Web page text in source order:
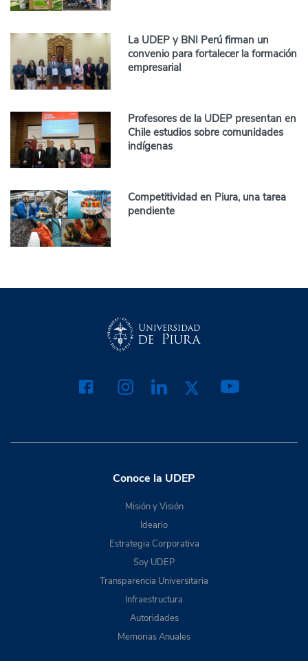
La UDEP y BNI Perú firman un
convenio para fortalecer la formación
empresarial
Profesores de la UDEP presentan en
Chile estudios sobre comunidades
indígenas
Competitividad en Piura, una tarea
pendiente
Conoce la UDEP
Misión y Visión
Ideario
Estrategia Corporativa
Soy UDEP
Transparencia Universitaria
Infraestructura
Autoridades
Memorias Anuales